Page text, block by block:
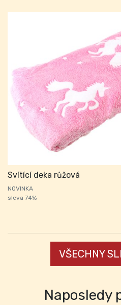
Svítící deka růžová
NOVINKA
sleva 74%
VŠECHNY
Naposledy